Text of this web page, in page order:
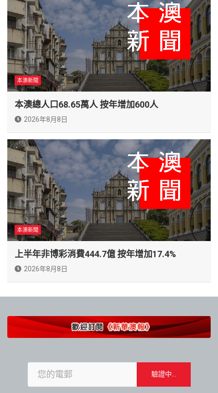
本澳新聞
本澳總人口68.65萬人 按年增加600人
2026年8月8日
本澳新聞
上半年非博彩消費444.7億 按年增加17.4%
2026年8月8日